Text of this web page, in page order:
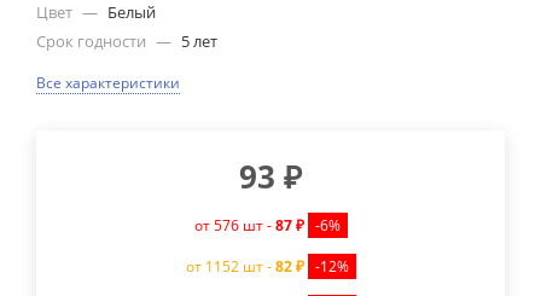
Цвет — Белый
Срок годности — 5 лет
Все характеристики
93 ₽
от 576 шт -87 ₽ -6%
от 1152 шт -82 ₽ -12%